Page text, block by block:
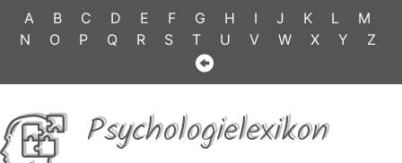
A B C D E F G H I J K L
M
N
O P Q R S T U V W X Y Z
Psychologielexikon